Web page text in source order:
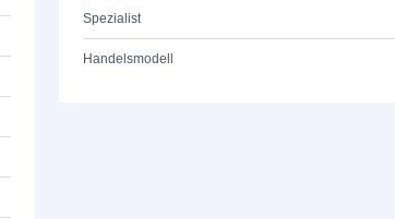
Spezialist
Handelsmodell